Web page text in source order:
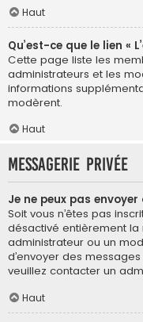
Haut
Qu’est-ce que le lien «
Cette page liste les
administrateurs et les
informations
modèrent.
Haut
Messagerie privée
Je ne peux pas
Soit vous n’êtes pas
désactivé entièrement la
administrateur ou un
d’envoyer des
veuillez contacter un
Haut